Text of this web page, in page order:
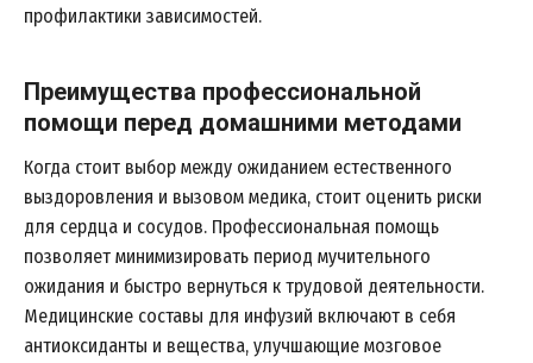
профилактики зависимостей.
Преимущества профессиональной
помощи перед домашними методами
Когда стоит выбор между ожиданием естественного
выздоровления и вызовом медика, стоит оценить риски
для сердца и сосудов. Профессиональная помощь
позволяет минимизировать период мучительного
ожидания и быстро вернуться к трудовой деятельности.
Медицинские составы для инфузий включают в себя
антиоксиданты и вещества, улучшающие мозговое